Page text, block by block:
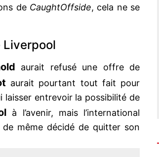
de CaughtOffside, cela ne se
Liverpool
aurait refusé une offre de
aurait pourtant tout fait pour
laisser entrevoir la possibilité de
à l’avenir, mais l’international
même décidé de quitter son